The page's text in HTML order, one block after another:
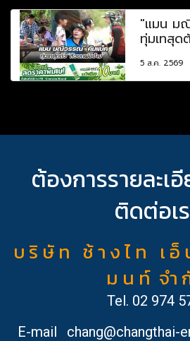
"แมน ม
ทุ่มเทสุ
5 ส.ค. 2569
ต้องการรายละเ
ติดต่อเ
บ ริ ษั ท ช้ า ง ไ ท เ อ็
ม น ท์ จำ
Tel. 02 974
E-mail
chang@changthai-